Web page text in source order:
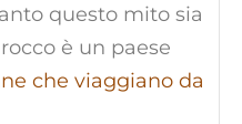
questo mito sia
è un paese
che viaggiano da